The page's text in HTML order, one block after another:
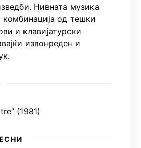
Нивната музика
од тешки
и клавијатурски
извонреден и
(1981)